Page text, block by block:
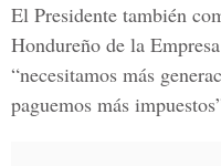
El Presidente también
Hondureño de la
“necesitamos más
paguemos más